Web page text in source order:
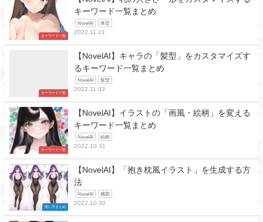
キーワード一覧
キーワード一覧まとめ
NovelAI 体型
2022.11.21
キーワード一覧
【NovelAI】キャラの「髪型」をカスタマイズす
るキーワード一覧まとめ
NovelAI 髪型
2022.11.03
キーワード一覧
【NovelAI】イラストの「画風・絵柄」を変える
キーワード一覧まとめ
NovelAI 絵柄
2022.10.31
使い方まとめ
【NovelAI】「抱き枕風イラスト」を生成する方
法
NovelAI 構図
2022.10.30